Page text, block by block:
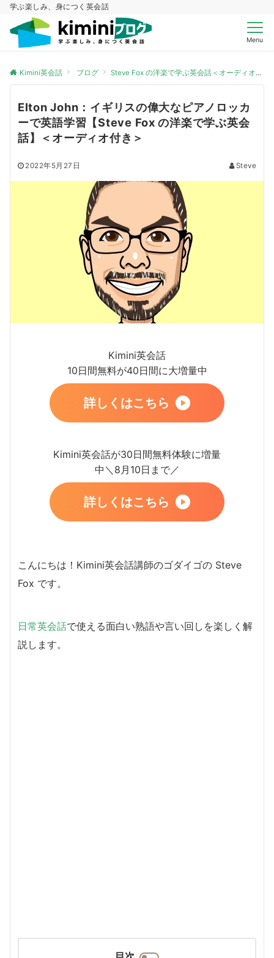
学ぶ楽しみ、身につく英会話
Menu
Kimini英会話 ブログ Steve Fox の洋楽で学ぶ英会話＜オーディオ付き＞
Elton John：イギリスの偉大なピアノロッカ
ーで英語学習【Steve Fox の洋楽で学ぶ英会
話】＜オーディオ付き＞
2022年5月27日 Steve
Kimini英会話
10日間無料が40日間に大増量中
詳しくはこちら
Kimini英会話が30日間無料体験に増量
中＼8月10日まで／
詳しくはこちら
こんにちは！Kimini英会話講師のゴダイゴの Steve
Fox です。
日常英会話で使える面白い熟語や言い回しを楽しく解
説します。